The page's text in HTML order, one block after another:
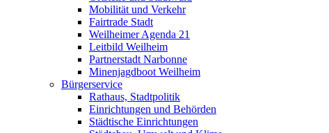
Mobilität und Verkehr
Fairtrade Stadt
Weilheimer Agenda 21
Leitbild Weilheim
Partnerstadt Narbonne
Minenjagdboot Weilheim
Bürgerservice
Rathaus, Stadtpolitik
Einrichtungen und Behörden
Städtische Einrichtungen